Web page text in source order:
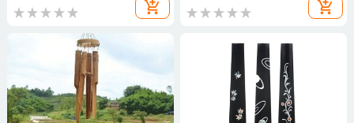
add_shopping_cart
wireless, model X5lite zero jointadd_shopping_cart